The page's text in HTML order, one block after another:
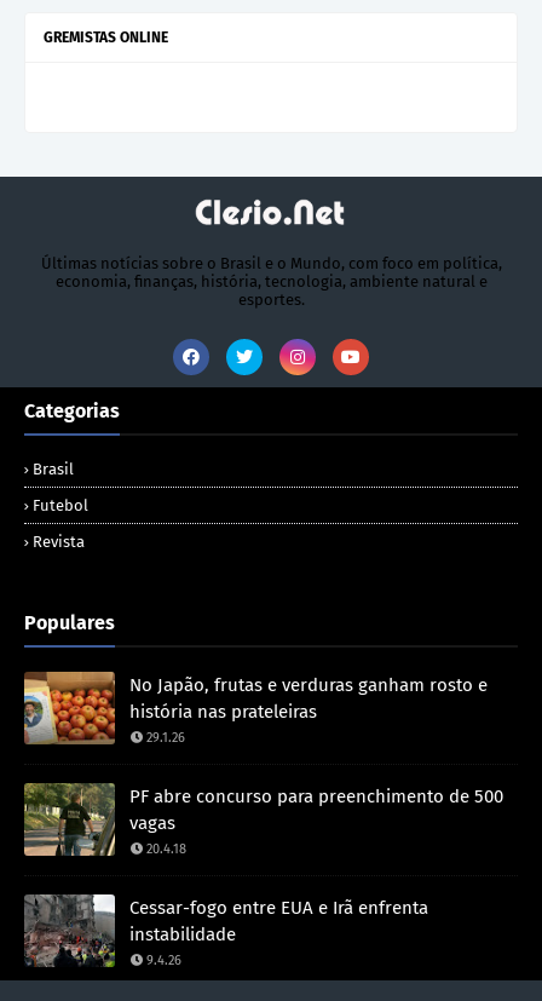
GREMISTAS ONLINE
Últimas notícias sobre o Brasil e o Mundo, com foco em política,
economia, finanças, história, tecnologia, ambiente natural e
esportes.
Categorias
Brasil
Futebol
Revista
Populares
No Japão, frutas e verduras ganham rosto e
história nas prateleiras
29.1.26
PF abre concurso para preenchimento de 500
vagas
20.4.18
Cessar-fogo entre EUA e Irã enfrenta
instabilidade
9.4.26